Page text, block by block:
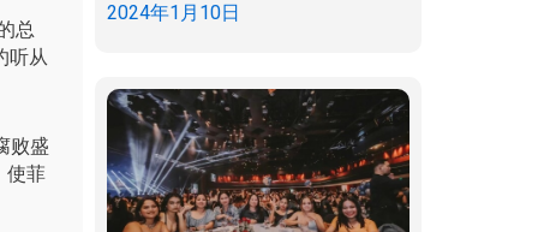
总
听从
败盛
使菲
2024年1月10日